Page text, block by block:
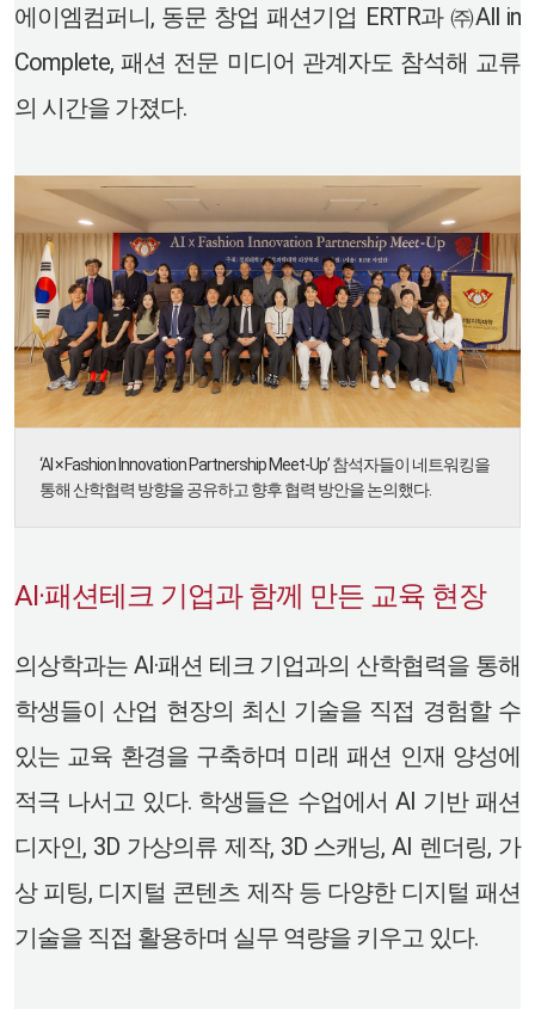
에이엠컴퍼니, 동문 창업 패션기업 ERTR과 ㈜All in
Complete, 패션 전문 미디어 관계자도 참석해 교류
의 시간을 가졌다.
‘AI × Fashion Innovation Partnership Meet-Up’ 참석자들이 네트워킹을
통해 산학협력 방향을 공유하고 향후 협력 방안을 논의했다.
AI·패션테크 기업과 함께 만든 교육 현장
의상학과는 AI·패션 테크 기업과의 산학협력을 통해
학생들이 산업 현장의 최신 기술을 직접 경험할 수
있는 교육 환경을 구축하며 미래 패션 인재 양성에
적극 나서고 있다. 학생들은 수업에서 AI 기반 패션
디자인, 3D 가상의류 제작, 3D 스캐닝, AI 렌더링, 가
상 피팅, 디지털 콘텐츠 제작 등 다양한 디지털 패션
기술을 직접 활용하며 실무 역량을 키우고 있다.